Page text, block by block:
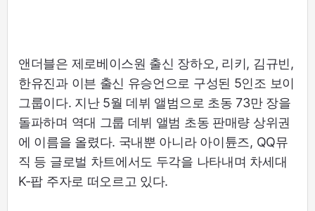
앤더블은 제로베이스원 출신 장하오, 리키, 김규빈,
한유진과 이븐 출신 유승언으로 구성된 5인조 보이
그룹이다. 지난 5월 데뷔 앨범으로 초동 73만 장을
돌파하며 역대 그룹 데뷔 앨범 초동 판매량 상위권
에 이름을 올렸다. 국내뿐 아니라 아이튠즈, QQ뮤
직 등 글로벌 차트에서도 두각을 나타내며 차세대
K-팝 주자로 떠오르고 있다.